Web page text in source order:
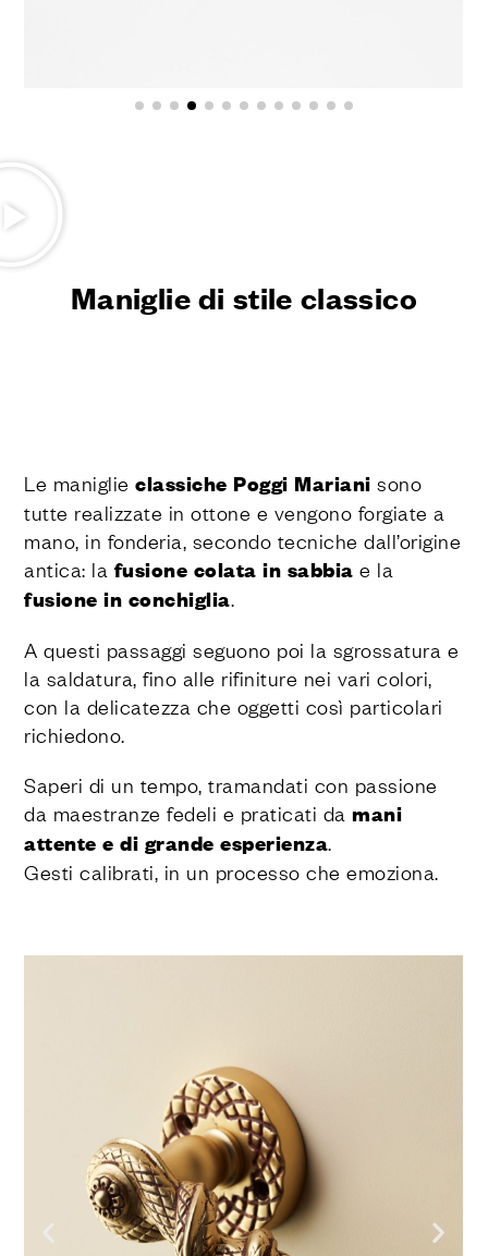
Maniglie di stile classico
Le maniglieclassiche Poggi Mariani sono
tutte realizzate in ottone e vengono forgiate a
mano, in fonderia, secondo tecniche dall’origine
antica: la fusione colata in sabbia e la
fusione in conchiglia
A questi passaggi seguono poi la sgrossatura e
la saldatura, fino alle rifiniture nei vari colori,
con la delicatezza che oggetti così particolari
richiedono.
Saperi di un tempo, tramandati con passione
da maestranze fedeli e praticati damani
attente e di grande esperienza
Gesti calibrati, in un processo che emoziona.